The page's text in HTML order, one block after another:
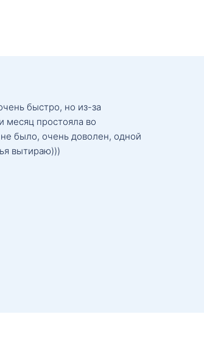
быстро, но из-за
месяц простояла во
было, очень доволен, одной
вытираю)))